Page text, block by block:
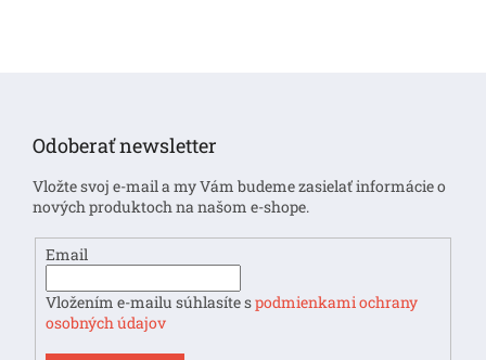
Odoberať newsletter
Vložte svoj e-mail a my Vám budeme zasielať informácie o
nových produktoch na našom e-shope.
Email
Vložením e-mailu súhlasíte spodmienkami ochrany
osobných údajov